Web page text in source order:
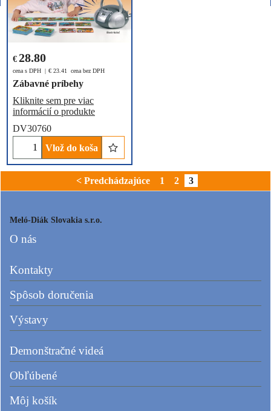
€ 28.80
cena s DPH € 23.41 cena bez DPH
Zábavné príbehy
Kliknite sem pre viac
informácií o produkte
DV30760
Vlož do koša
< Predchádzajúce 1 2 3
Meló-Diák Slovakia s.r.o.
O nás
Kontakty
Spôsob doručenia
Výstavy
Demonštračné videá
Obľúbené
Môj košík